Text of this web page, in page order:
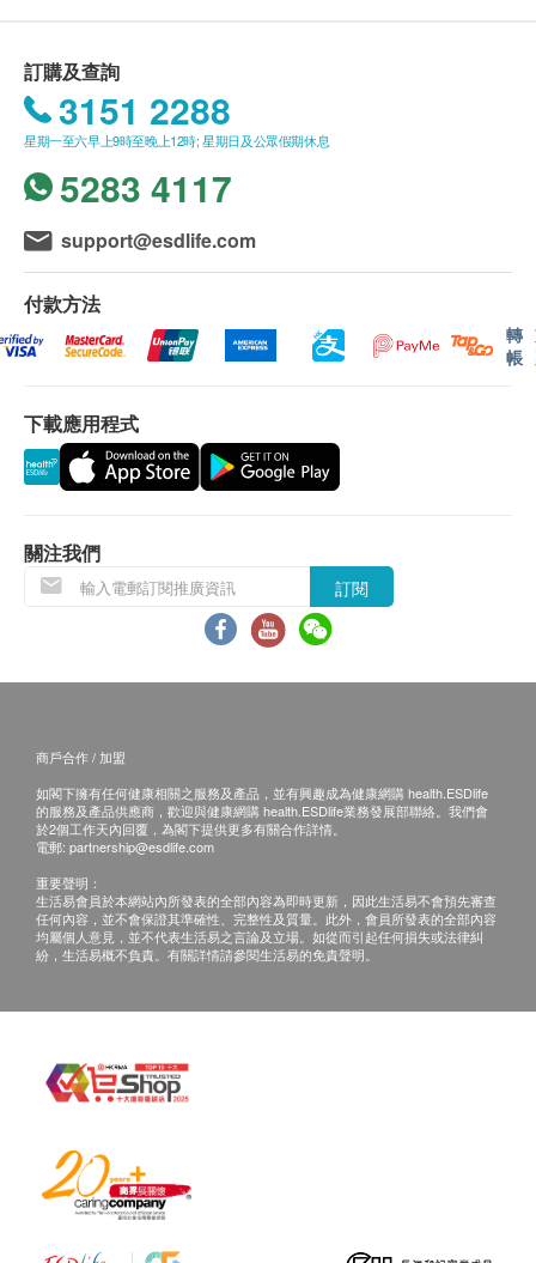
肺癌風險評估 重點項目
神經元特異性烯醇化酶
心臟檢查 重點項目
靜臥心電圖
電腦掃描
低劑量肺部電腦掃描
頸椎X光檢查
心臟檢查
肌酸激酶
心血管疾病危險因子
同型半胱氨酸
基本健康評估
身高
體重
血壓
内科檢查
血脂
總膽固醇
三酸甘油脂
高密度脂蛋白膽固醇
低密度脂蛋白膽固醇
體檢時，請務必按體檢內容逐項檢查，避免漏檢，
以免影響健康狀況評估。
若受檢者因自身原因放棄某些檢查項目，請在該項
目欄簽字確認。
體檢完畢後，請將體檢導檢單交給前台工作人員，
關於醫院接駁車
醫院設有由蓮塘、羅湖、福田、深圳灣口岸出發前往
醫院的免費接駁車。如您需要使用，請於體檢前聯繫
記，提供姓名、日期及時間、聯繫方式、所在口岸等
信息，以便醫院為您預留座位，避免無車的情況發
生。
博愛曙光醫院可安排人員陪同提供翻譯服務。
如果商戶頁面與體檢計劃頁面的繁體中文、簡體中
文、英文三個版本有任何抵觸或不相符之處，應以
繁體中文版本為準。
二、體檢報告領取和講解
體檢報告會在體檢後5-7個工作天內完成。本院提
供簡體中文的體檢報告：
紙質版需到院自行領取（便於醫生現場解答問
題）。
（無醫生現場解答問題）。
醫生講解報告可提前在WhatsApp與本院客服預
約，或在醫院體檢科現場與醫生、護士預約電話解
讀）。客戶可選擇以下渠道：
電話講解：需至少提前1日預約具體時間（預約
聯絡電話：+86 4009301696或+852 6159
7225；WhatsApp：+86 18938051433）。
檢人在約定時間到中心聽醫生當面講解。如預
約當面講解，地點為：博愛曙光醫院13樓體檢
科。
三、免責聲明
如有爭議，健康網購health.ESDlife及深圳博愛曙光醫
院保留最後決定權。
途。當閣下身體健康出現任何疾病徵兆時，應立即
本服務/產品由商戶提供。生活易【健康網購
health.ESDlife】並沒有經營或提供本服務/產品。
產品而引致的損失、損害、受傷或法律訴訟，健康
網購health.ESDlife概不負責。一切有關的索償或
訂購及查詢
3151 2288
星期一至六早上9時至晚上12時; 星期日及公眾假期休息
5283 4117
support@esdlife.com
付款方法
轉
帳
下載應用程式
關注我們
訂閱
商戶合作 / 加盟
如閣下擁有任何健康相關之服務及產品，並有興趣成為健康網購 health.ESDlife
的服務及產品供應商，歡迎與健康網購 health.ESDlife業務發展部聯絡。我們會
於2個工作天內回覆，為閣下提供更多有關合作詳情。
電郵: partnership@esdlife.com
重要聲明：
生活易會員於本網站內所發表的全部內容為即時更新，因此生活易不會預先審查
任何內容，並不會保證其準確性、完整性及質量。此外，會員所發表的全部內容
均屬個人意見，並不代表生活易之言論及立場。如從而引起任何損失或法律糾
紛，生活易概不負責。有關詳情請參閱生活易的免責聲明。